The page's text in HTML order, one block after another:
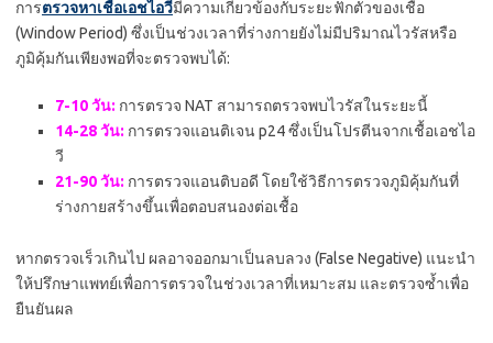
การตรวจหาเชื้อเอชไอวีมีความเกี่ยวข้องกับระยะฟักตัวของเชื้อ
(Window Period) ซึ่งเป็นช่วงเวลาที่ร่างกายยังไม่มีปริมาณไวรัสหรือ
ภูมิคุ้มกันเพียงพอที่จะตรวจพบได้:
7-10 วัน: การตรวจ NAT สามารถตรวจพบไวรัสในระยะนี้
14-28 วัน: การตรวจแอนติเจน p24 ซึ่งเป็นโปรตีนจากเชื้อเอชไอ
วี
21-90 วัน: การตรวจแอนติบอดี โดยใช้วิธีการตรวจภูมิคุ้มกันที่
ร่างกายสร้างขึ้นเพื่อตอบสนองต่อเชื้อ
หากตรวจเร็วเกินไป ผลอาจออกมาเป็นลบลวง (False Negative) แนะนำ
ให้ปรึกษาแพทย์เพื่อการตรวจในช่วงเวลาที่เหมาะสม และตรวจซ้ำเพื่อ
ยืนยันผล